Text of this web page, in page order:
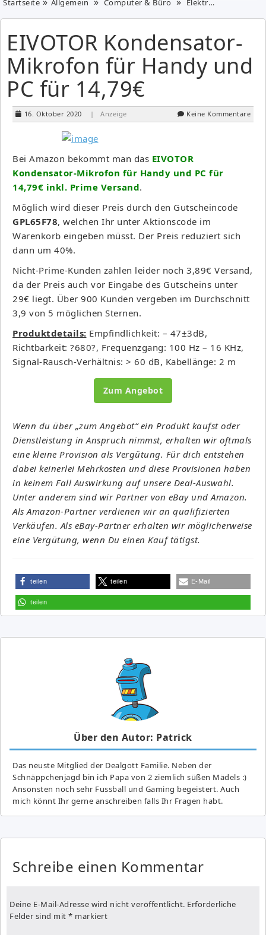
Startseite Allgemein Computer & Büro Elektronik & Foto
EIVOTOR Kondensator-
Mikrofon für Handy und
PC für 14,79€
16. Oktober 2020 | Anzeige Keine Kommentare
Bei Amazon bekommt man das EIVOTOR
Kondensator-Mikrofon für Handy und PC für
14,79€ inkl. Prime Versand.
Möglich wird dieser Preis durch den Gutscheincode
GPL65F78, welchen Ihr unter Aktionscode im
Warenkorb eingeben müsst. Der Preis reduziert sich
dann um 40%.
Nicht-Prime-Kunden zahlen leider noch 3,89€ Versand,
da der Preis auch vor Eingabe des Gutscheins unter
29€ liegt. Über 900 Kunden vergeben im Durchschnitt
3,9 von 5 möglichen Sternen.
Produktdetails: Empfindlichkeit: – 47±3dB,
Richtbarkeit: ?680?, Frequenzgang: 100 Hz – 16 KHz,
Signal-Rausch-Verhältnis: > 60 dB, Kabellänge: 2 m
Zum Angebot
Wenn du über „zum Angebot“ ein Produkt kaufst oder
Dienstleistung in Anspruch nimmst, erhalten wir oftmals
eine kleine Provision als Vergütung. Für dich entstehen
dabei keinerlei Mehrkosten und diese Provisionen haben
in keinem Fall Auswirkung auf unsere Deal-Auswahl.
Unter anderem sind wir Partner von eBay und Amazon.
Als Amazon-Partner verdienen wir an qualifizierten
Verkäufen. Als eBay-Partner erhalten wir möglicherweise
eine Vergütung, wenn Du einen Kauf tätigst.
teilen teilen E-Mail
teilen
Über den Autor: Patrick
Das neuste Mitglied der Dealgott Familie. Neben der
Schnäppchenjagd bin ich Papa von 2 ziemlich süßen Mädels :)
Ansonsten noch sehr Fussball und Gaming begeistert. Auch
mich könnt Ihr gerne anschreiben falls Ihr Fragen habt.
Schreibe einen Kommentar
Deine E-Mail-Adresse wird nicht veröffentlicht. Erforderliche
Felder sind mit * markiert